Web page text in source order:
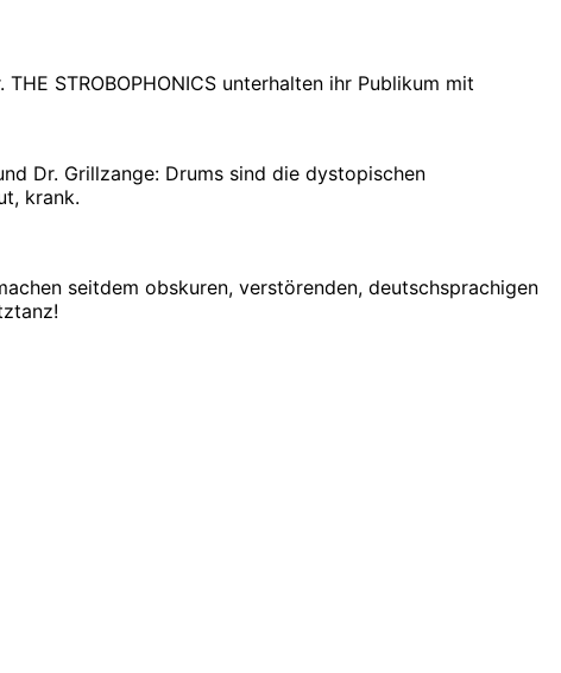
STROBOPHONICS unterhalten ihr Publikum mit
Dr. Grillzange: Drums sind die dystopischen
krank.
seitdem obskuren, verstörenden, deutschsprachigen